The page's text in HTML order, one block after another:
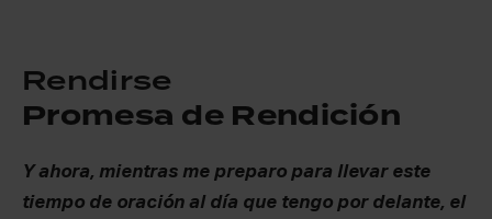
Rendirse
Promesa de Rendición
Y ahora, mientras me preparo para llevar este
tiempo de oración al día que tengo por delante, el